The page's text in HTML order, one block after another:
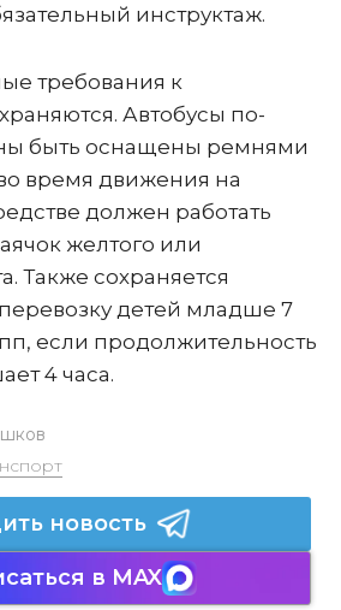
инструктаж.
требования к
Автобусы по-
быть оснащены ремнями
время движения на
должен работать
желтого или
Также сохраняется
детей младше 7
если продолжительность
4 часа.
новость
в MAX